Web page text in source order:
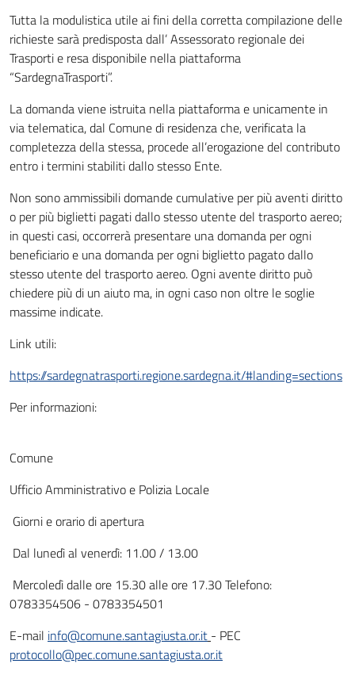
Tutta la modulistica utile ai fini della corretta compilazione delle
richieste sarà predisposta dall’ Assessorato regionale dei
Trasporti e resa disponibile nella piattaforma
“SardegnaTrasporti”.
La domanda viene istruita nella piattaforma e unicamente in
via telematica, dal Comune di residenza che, verificata la
completezza della stessa, procede all’erogazione del contributo
entro i termini stabiliti dallo stesso Ente.
Non sono ammissibili domande cumulative per più aventi diritto
o per più biglietti pagati dallo stesso utente del trasporto aereo;
in questi casi, occorrerà presentare una domanda per ogni
beneficiario e una domanda per ogni biglietto pagato dallo
stesso utente del trasporto aereo. Ogni avente diritto può
chiedere più di un aiuto ma, in ogni caso non oltre le soglie
massime indicate.
Link utili:
https://sardegnatrasporti.regione.sardegna.it/#landing=sections
Per informazioni:
Comune
Ufficio Amministrativo e Polizia Locale
Giorni e orario di apertura
Dal lunedì al venerdì: 11.00 / 13.00
Mercoledì dalle ore 15.30 alle ore 17.30 Telefono:
0783354506 - 0783354501
E-mail info@comune.santagiusta.or.it - PEC
protocollo@pec.comune.santagiusta.or.it